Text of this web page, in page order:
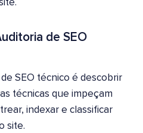
de SEO
SEO técnico é descobrir
técnicas que impeçam
indexar e classificar
site.